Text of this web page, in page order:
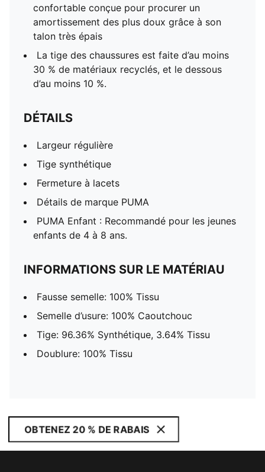
confortable conçue pour procurer un
amortissement des plus doux grâce à son
talon très épais
La tige des chaussures est faite d’au moins
30 % de matériaux recyclés, et le dessous
d’au moins 10 %.
DÉTAILS
Largeur régulière
Tige synthétique
Fermeture à lacets
Détails de marque PUMA
PUMA Enfant : Recommandé pour les jeunes
enfants de 4 à 8 ans.
INFORMATIONS SUR LE MATÉRIAU
Fausse semelle: 100% Tissu
Semelle d’usure: 100% Caoutchouc
Tige: 96.36% Synthétique, 3.64% Tissu
Doublure: 100% Tissu
OBTENEZ 20 % DE RABAIS